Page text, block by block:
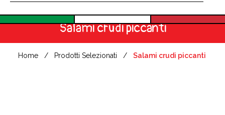
Salami crudi piccanti
Home Prodotti Selezionati Salami crudi piccanti